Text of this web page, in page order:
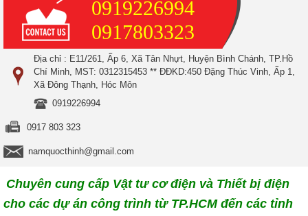
0919226994
0917803323
Địa chỉ : E11/261, Ấp 6, Xã Tân Nhựt, Huyện Bình Chánh, TP.Hồ
Chí Minh, MST: 0312315453 ** ĐĐKD:450 Đặng Thúc Vinh, Ấp 1,
Xã Đông Thạnh, Hóc Môn
0919226994
0917 803 323
namquocthinh@gmail.com
Chuyên cung cấp Vật tư cơ điện và Thiết bị điện
cho các dự án công trình từ TP.HCM đến các tỉnh